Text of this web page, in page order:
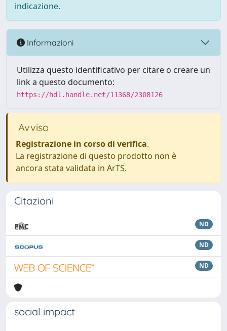
indicazione.
Informazioni
Utilizza questo identificativo per citare o creare un
link a questo documento:
https://hdl.handle.net/11368/2308126
Avviso
Registrazione in corso di verifica.
La registrazione di questo prodotto non è
ancora stata validata in ArTS.
Citazioni
ND
ND
ND
social impact